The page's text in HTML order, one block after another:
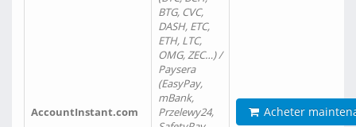
AccountInstant.com
BTG, CVC,
DASH, ETC,
ETH, LTC,
OMG, ZEC…) /
Paysera
(EasyPay,
mBank,
Przelewy24,
Acheter